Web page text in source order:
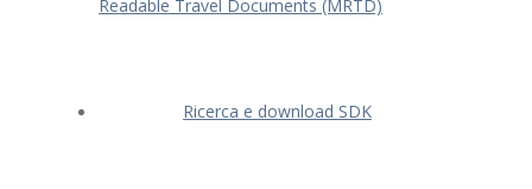
Readable Travel Documents (MRTD)
Ricerca e download SDK